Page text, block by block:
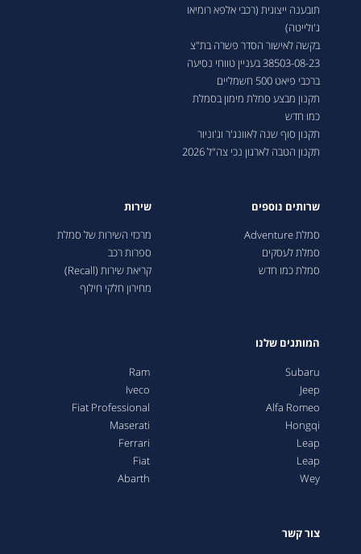
תובענה ייצוגית (רכבי אלפא רומיאו
ג'ולייטה)
בקשה לאישור הסדר פשרה בת"צ
38503-08-23 בעניין טווחי נסיעה
ברכבי פיאט 500 חשמליים
תקנון מבצע סמלת מימון בסמלת
כמו חדש
תקנון סוף שנה לאוונג'ר וג'וניור
תקנון הטבה לארגון נכי צה"ל 2026
שרותים נוספים
סמלת Adventure
סמלת לעסקים
סמלת כמו חדש
שירות
מרכזי השירות של סמלת
ספרות רכב
קריאת שירות (Recall)
מחירון חלקי חילוף
המותגים שלנו
Subaru
Jeep
Alfa Romeo
Hongqi
Leap
Leap
Wey
Ram
Iveco
Fiat Professional
Maserati
Ferrari
Fiat
Abarth
צור קשר